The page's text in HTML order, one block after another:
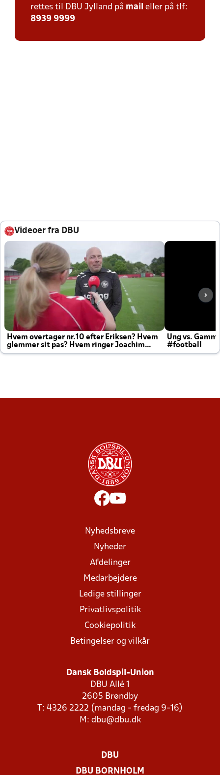
rettes til DBU Jylland på mail eller på tlf:
8939 9999
Videoer fra DBU
Hvem overtager nr.10 efter Eriksen? Hvem
glemmer sit pas? Hvem ringer Joachim
altid til efter kampe?
Ung vs.
#football
Nyhedsbreve
Nyheder
Afdelinger
Medarbejdere
Ledige stillinger
Privatlivspolitik
Cookiepolitik
Betingelser og vilkår
Dansk Boldspil-Union
DBU Allé 1
2605 Brøndby
T: 4326 2222 (mandag - fredag 9-16)
M: dbu@dbu.dk
DBU
DBU BORNHOLM